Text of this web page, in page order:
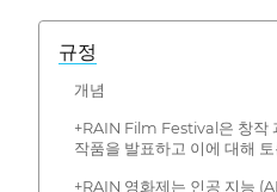
규정
개념
+RAIN Film Festival은 창작
작품을 발표하고 이에 대해
+RAIN 영화제는 인공 지능